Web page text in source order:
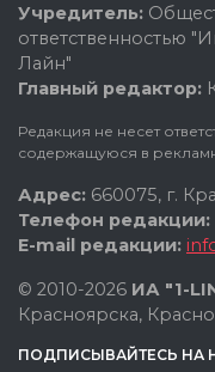
Учредитель:
ответственностью
Лайн"
Главный редактор:
Редакция не несет
содержащуюся в
Адрес: 660075, г.
Телефон редакции:
E-mail редакции:
© 2010-2026 ИА "1-
Красноярска,
ПОДПИСЫВАЙТЕСЬ НА